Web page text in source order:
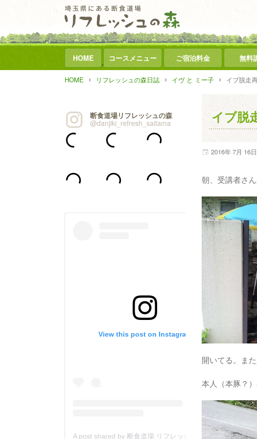
HOME コースメニュー ご宿泊料金 無料
HOME リフレッシュの森日誌 イヴ と ミー子 イブ脱走
イブ脱
2016年7月 16日
朝、受講者さ
開いてる。ま
本人（本豚？
断食道場リフレッシュの森
@danjiki_refresh_saitama
View this post on Instagram
A post shared by 断食道場 リフレッシュの森 (@danjiki_refresh_saitama)